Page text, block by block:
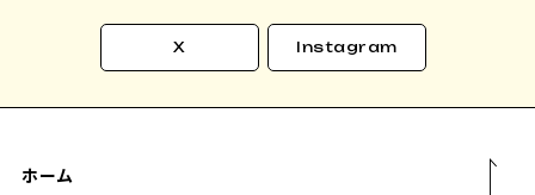
X Instagram
ホーム